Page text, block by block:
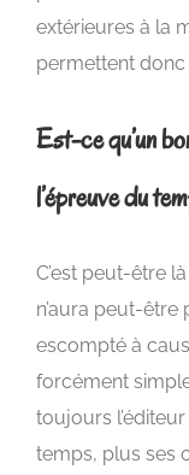
extérieures à la
permettent donc
Est-ce qu’un
l’épreuve du
C’est peut-être
n’aura peut-
escompté à
forcément
toujours
temps, plus ses